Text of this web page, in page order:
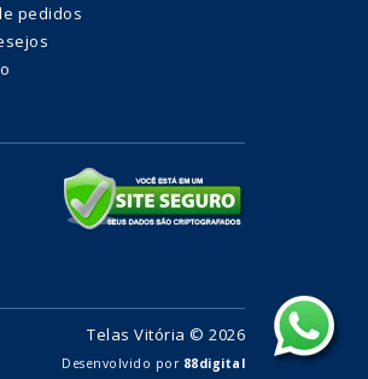
pedidos
Telas Vitória © 2026
Desenvolvido por 88digital